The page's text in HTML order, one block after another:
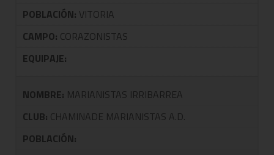
POBLACIÓN: VITORIA
CAMPO: CORAZONISTAS
EQUIPAJE:
NOMBRE: MARIANISTAS IRRIBARREA
CLUB: CHAMINADE MARIANISTAS A.D.
POBLACIÓN: